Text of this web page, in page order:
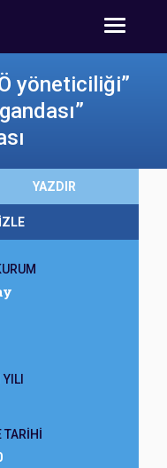
yöneticiliği”
YAZDIR
TARİHİ